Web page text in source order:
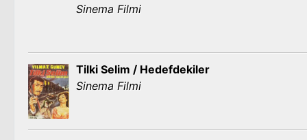
Sinema Filmi
Tilki Selim / Hedefdekiler
Sinema Filmi